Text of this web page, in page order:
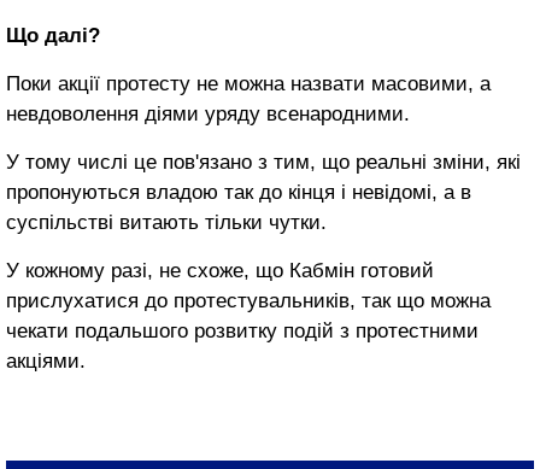
Що далі?
Поки акції протесту не можна назвати масовими, а
невдоволення діями уряду всенародними.
У тому числі це пов'язано з тим, що реальні зміни, які
пропонуються владою так до кінця і невідомі, а в
суспільстві витають тільки чутки.
У кожному разі, не схоже, що Кабмін готовий
прислухатися до протестувальників, так що можна
чекати подальшого розвитку подій з протестними
акціями.